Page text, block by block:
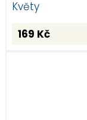
Květy
169 Kč